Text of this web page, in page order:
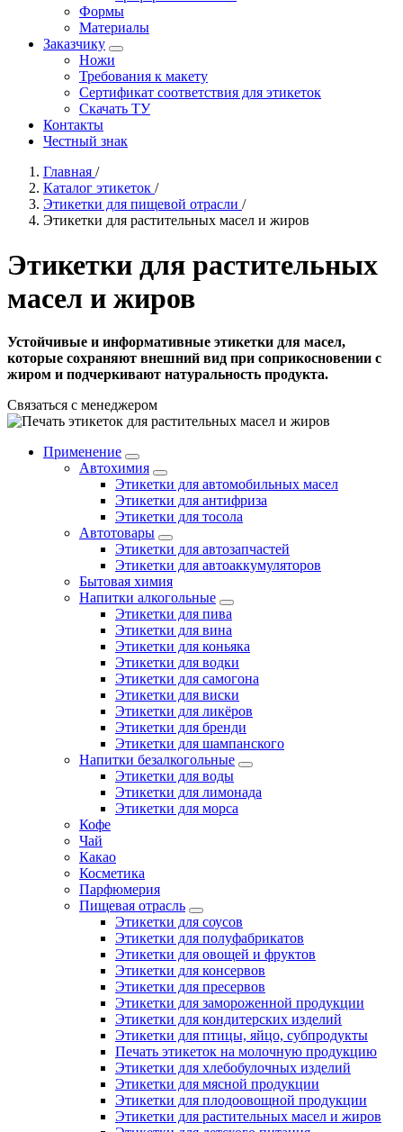
Формы
Материалы
Заказчику
Ножи
Требования к макету
Сертификат соответствия для этикеток
Скачать ТУ
Контакты
Честный знак
Главная /
Каталог этикеток /
Этикетки для пищевой отрасли /
Этикетки для растительных масел и жиров
Этикетки для растительных
масел и жиров
Устойчивые и информативные этикетки для масел,
которые сохраняют внешний вид при соприкосновении с
жиром и подчеркивают натуральность продукта.
Связаться с менеджером
Применение
Автохимия
Этикетки для автомобильных масел
Этикетки для антифриза
Этикетки для тосола
Автотовары
Этикетки для автозапчастей
Этикетки для автоаккумуляторов
Бытовая химия
Напитки алкогольные
Этикетки для пива
Этикетки для вина
Этикетки для коньяка
Этикетки для водки
Этикетки для самогона
Этикетки для виски
Этикетки для ликёров
Этикетки для бренди
Этикетки для шампанского
Напитки безалкогольные
Этикетки для воды
Этикетки для лимонада
Этикетки для морса
Кофе
Чай
Какао
Косметика
Парфюмерия
Пищевая отрасль
Этикетки для соусов
Этикетки для полуфабрикатов
Этикетки для овощей и фруктов
Этикетки для консервов
Этикетки для пресервов
Этикетки для замороженной продукции
Этикетки для кондитерских изделий
Этикетки для птицы, яйцо, субпродукты
Печать этикеток на молочную продукцию
Этикетки для хлебобулочных изделий
Этикетки для мясной продукции
Этикетки для плодоовощной продукции
Этикетки для растительных масел и жиров